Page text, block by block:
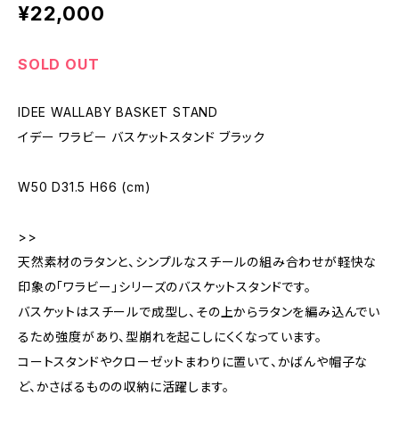
¥22,000
SOLD OUT
IDEE WALLABY BASKET STAND
イデー ワラビー バスケットスタンド ブラック
W50 D31.5 H66 (cm)
>>
天然素材のラタンと、シンプルなスチールの組み合わせが軽快な
印象の「ワラビー」シリーズのバスケットスタンドです。
バスケットはスチールで成型し、その上からラタンを編み込んでい
るため強度があり、型崩れを起こしにくくなっています。
コートスタンドやクローゼットまわりに置いて、かばんや帽子な
ど、かさばるものの収納に活躍します。